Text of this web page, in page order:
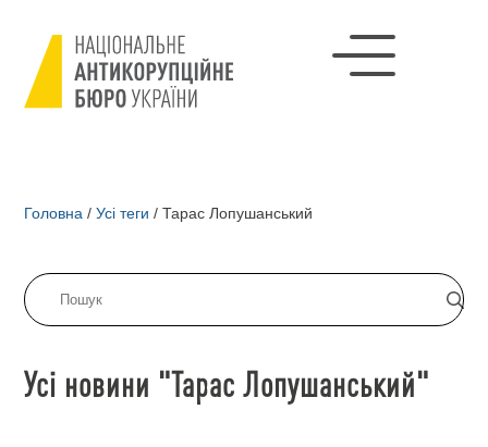
Головна / Усі теги / Тарас Лопушанський
Усі новини "Тарас Лопушанський"